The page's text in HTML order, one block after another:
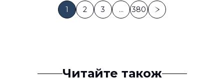
1 2 3 … 380
Читайте також